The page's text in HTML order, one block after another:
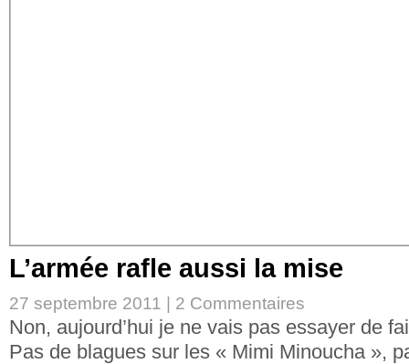
L’armée rafle aussi la mise
27 septembre 2011 | 2 Commentaires
Non, aujourd’hui je ne vais pas essayer de
Pas de blagues sur les « Mimi Minoucha »,